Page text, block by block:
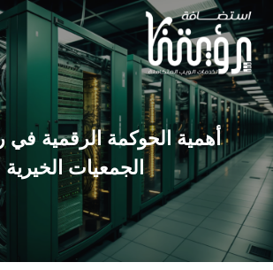
أهمية الحوكمة الرقمية في
الجمعيات الخيرية